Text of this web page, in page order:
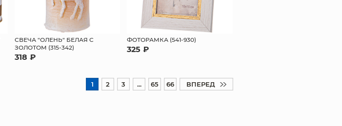
CВЕЧА "ОЛЕНЬ" БЕЛАЯ С
ЗОЛОТОМ (315-342)
318 ₽
ФОТОРАМКА (541-930)
325 ₽
1 2 3 ... 65 66 ВПЕРЕД